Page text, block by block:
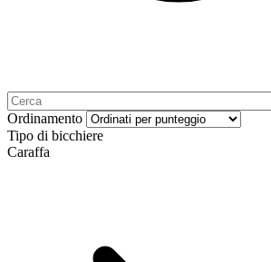
Ordinamento
Tipo di bicchiere
Caraffa